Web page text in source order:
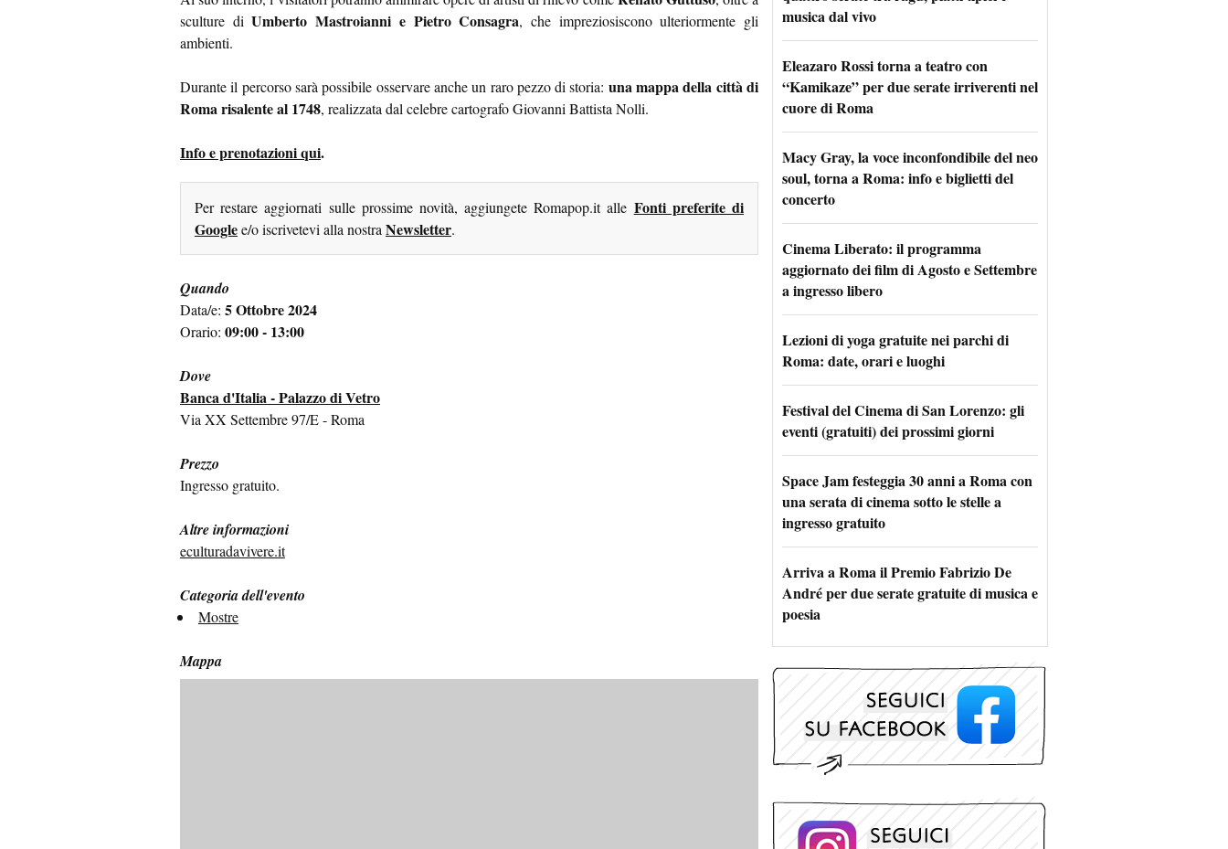
sculture diUmberto Mastroianni e Pietro Consagra, che impreziosiscono ulteriormente gli
ambienti.
Durante il percorso sarà possibile osservare anche un raro pezzo di storia: una mappa della città di
Roma risalente al 1748, realizzata dal celebre cartografo Giovanni Battista Nolli.
Info e prenotazioni qui.
Per restare aggiornati sulle prossime novità, aggiungete Romapop.it alle Fonti preferite di
Googlee/o iscrivetevi alla nostraNewsletter.
Quando
Data/e: 5 Ottobre 2024
Orario: 09:00 - 13:00
Dove
Banca d'Italia - Palazzo di Vetro
Via XX Settembre 97/E - Roma
Prezzo
Ingresso gratuito.
Altre informazioni
eculturadavivere.it
Categoria dell'evento
Mostre
Mappa
musica dal vivo
Eleazaro Rossi torna a teatro con
“Kamikaze” per due serate irriverenti nel
cuore di Roma
Macy Gray, la voce inconfondibile del neo
soul, torna a Roma: info e biglietti del
concerto
Cinema Liberato: il programma
aggiornato dei film di Agosto e Settembre
a ingresso libero
Lezioni di yoga gratuite nei parchi di
Roma: date, orari e luoghi
Festival del Cinema di San Lorenzo: gli
eventi (gratuiti) dei prossimi giorni
Space Jam festeggia 30 anni a Roma con
una serata di cinema sotto le stelle a
ingresso gratuito
Arriva a Roma il Premio Fabrizio De
André per due serate gratuite di musica e
poesia